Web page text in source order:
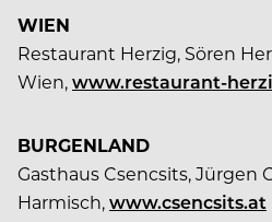
WIEN
Restaurant Herzig, Sören
Wien,www.restaurant-
BURGENLAND
Gasthaus Csencsits, Jürgen
Harmisch,www.csencsits.at